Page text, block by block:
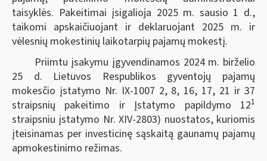
taisyklės. Pakeitimai įsigalioja 2025 m. sausio 1 d.,
taikomi apskaičiuojant ir deklaruojant 2025 m. ir
vėlesnių mokestinių laikotarpių pajamų mokestį.
Priimtu įsakymu įgyvendinamos 2024 m. birželio
25 d. Lietuvos Respublikos gyventojų pajamų
mokesčio įstatymo Nr. IX-1007 2, 8, 16, 17, 21 ir 37
straipsnių pakeitimo ir Įstatymo papildymo 121
straipsniu įstatymo Nr. XIV-2803) nuostatos, kuriomis
įteisinamas per investicinę sąskaitą gaunamų pajamų
apmokestinimo režimas.